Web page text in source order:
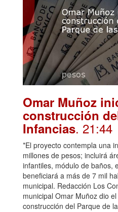
Omar Muñoz
construcción
Infancias. 21:44
*El proyecto contempla una
millones de pesos; incluirá
infantiles, módulo de baños,
beneficiará a más de 7 mil
municipal. Redacción Los
municipal Omar Muñoz dio
construcción del Parque de